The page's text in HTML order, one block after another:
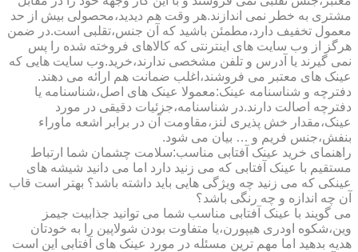
مشتری به خطر نمی اندازند.هر وقت هم دیدید،محصولی بیش از حد
معمول تخفیف دارد،مطمئن باشید که آن جنس،تقلبی است.در ضمن
هرگز از وب سایت های اینترنتی که کالاهای فروخته شده را پس
نمی گیرند یا آدرس و تلفن مشخصی ندارند،خرید.وب سایت هایی که
عینک های معتبر می فروشند،اغلب ضمانت هم ارائه می دهند.
دفترچه و شناسنامه عینک:معمولا عینک های اصل،شناسنامه یا
دفترچه اصالت دارند.در شناسنامه،جزئیات دقیقی در مورد
عینک،مقدار خش پذیری لنز،مقاومت آن در برابر اشعه ماوراء
بنفش،جنس فریم و … بیان می شود.
راهنمای خرید عینک آفتابی مناسب:سلامت چشمان شما ارتباط
مستقیم با عینک آفتابی که می زنید دارد اما می دانید شیشه های
عینکی که می زنید چه ویژگی هایی باید داشته باشد؟ بهتر است قاب
آن چه اندازه و چه رنگی باشد؟
می گویند با عینک آفتابی مناسب شما می توانید جذابیت جیمز
وین،شکوه اودری هیپورن،یا متفاوت بودن شولاپین را به خودتان
هدیه بدهید اما مهم ترین مسئله در مورد عینک های آفتابی این است